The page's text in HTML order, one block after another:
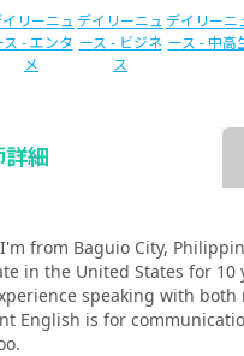
リーニュ
ス - エンタ
メ
デイリーニュ
ース - ビジネ
ス
デイリーニ
ース - 中高
スタディサ
コース
教材
細
from Baguio City,
in the United States for
speaking with
English is for